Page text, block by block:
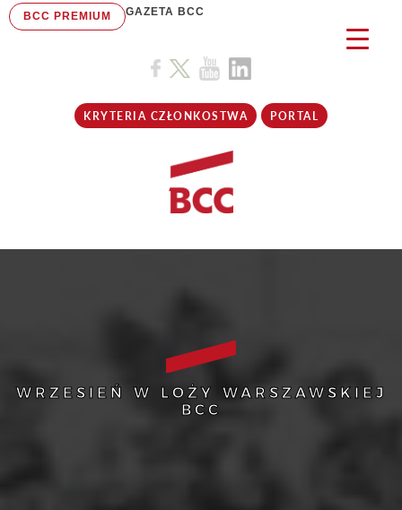
BCC PREMIUM GAZETA BCC
KRYTERIA CZŁONKOSTWA PORTAL
WRZESIEŃ W LOŻY WARSZAWSKIEJ
BCC